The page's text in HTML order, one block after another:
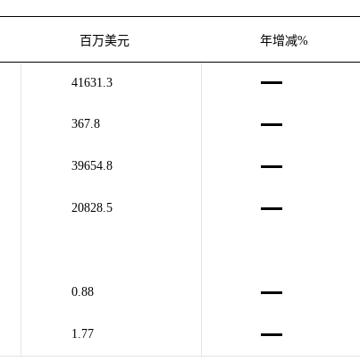
百万美元 年增减%
41631.3
367.8
39654.8
20828.5
0.88
1.77